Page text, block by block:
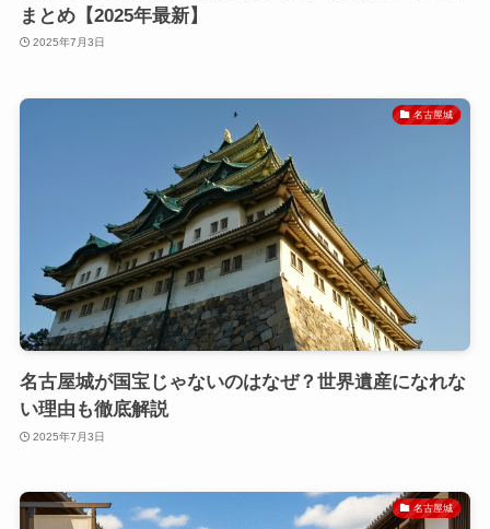
まとめ【2025年最新】
2025年7月3日
名古屋城
名古屋城が国宝じゃないのはなぜ？世界遺産になれな
い理由も徹底解説
2025年7月3日
名古屋城